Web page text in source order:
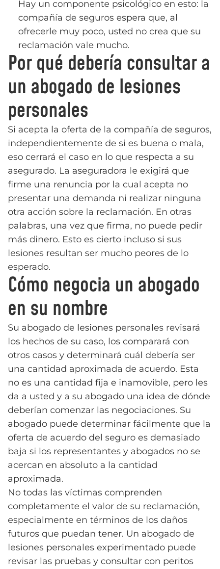
Hay un componente psicológico en esto: la
compañía de seguros espera que, al
ofrecerle muy poco, usted no crea que su
reclamación vale mucho.
Por qué debería consultar a
un abogado de lesiones
personales
Si acepta la oferta de la compañía de seguros,
independientemente de si es buena o mala,
eso cerrará el caso en lo que respecta a su
asegurado. La aseguradora le exigirá que
firme una renuncia por la cual acepta no
presentar una demanda ni realizar ninguna
otra acción sobre la reclamación. En otras
palabras, una vez que firma, no puede pedir
más dinero. Esto es cierto incluso si sus
lesiones resultan ser mucho peores de lo
esperado.
Cómo negocia un abogado
en su nombre
Su abogado de lesiones personales revisará
los hechos de su caso, los comparará con
otros casos y determinará cuál debería ser
una cantidad aproximada de acuerdo. Esta
no es una cantidad fija e inamovible, pero les
da a usted y a su abogado una idea de dónde
deberían comenzar las negociaciones. Su
abogado puede determinar fácilmente que la
oferta de acuerdo del seguro es demasiado
baja si los representantes y abogados no se
acercan en absoluto a la cantidad
aproximada.
No todas las víctimas comprenden
completamente el valor de su reclamación,
especialmente en términos de los daños
futuros que puedan tener. Un abogado de
lesiones personales experimentado puede
revisar las pruebas y consultar con peritos